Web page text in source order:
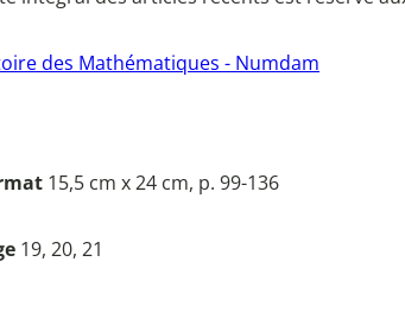
des Mathématiques - Numdam
15,5 cm x 24 cm, p. 99-136
19, 20, 21